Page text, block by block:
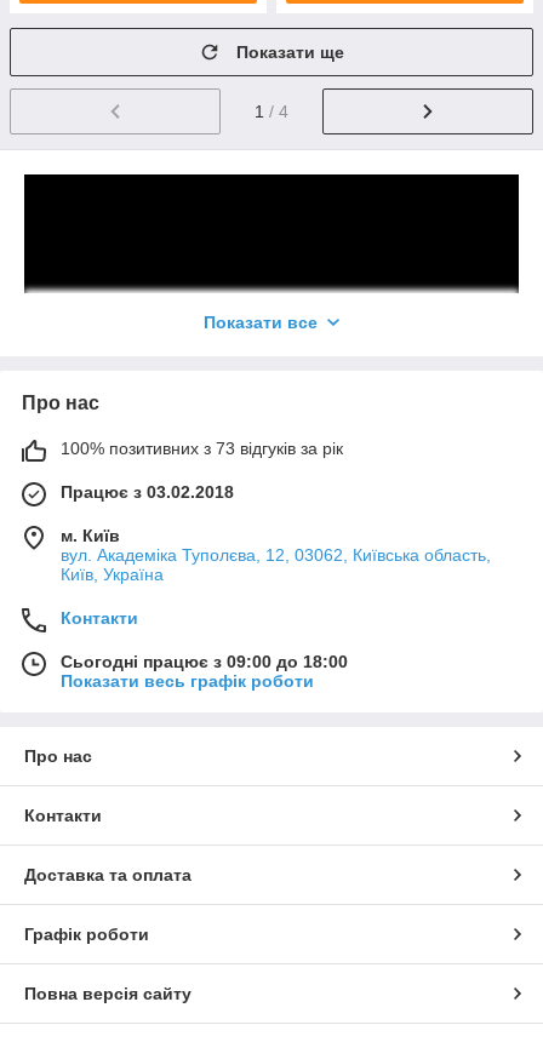
Показати ще
1 / 4
Показати все
Про нас
100% позитивних з 73 відгуків за рік
Працює з 03.02.2018
м. Київ
вул. Академіка Туполєва, 12, 03062, Київська область,
Київ, Україна
Контакти
Сьогодні працює з 09:00 до 18:00
Показати весь графік роботи
Про нас
Контакти
Доставка та оплата
Графік роботи
Повна версія сайту